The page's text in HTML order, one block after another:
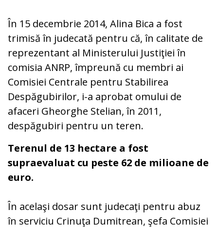
În 15 decembrie 2014, Alina Bica a fost
trimisă în judecată pentru că, în calitate de
reprezentant al Ministerului Justiţiei în
comisia ANRP, împreună cu membri ai
Comisiei Centrale pentru Stabilirea
Despăgubirilor, i-a aprobat omului de
afaceri Gheorghe Stelian, în 2011,
despăgubiri pentru un teren.
Terenul de 13 hectare a fost
supraevaluat cu peste 62 de milioane de
euro.
În acelaşi dosar sunt judecaţi pentru abuz
în serviciu Crinuţa Dumitrean, şefa Comisiei